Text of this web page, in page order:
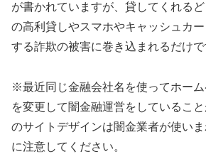
が書かれていますが、貸してくれる
の高利貸しやスマホやキャッシュカ
する詐欺の被害に巻き込まれるだけで
※最近同じ金融会社名を使ってホー
を変更して闇金融運営をしているこ
のサイトデザインは闇金業者が使い
に注意してください。